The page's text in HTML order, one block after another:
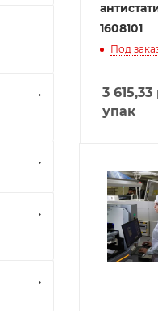
1608101
Под
3 615,33
упак